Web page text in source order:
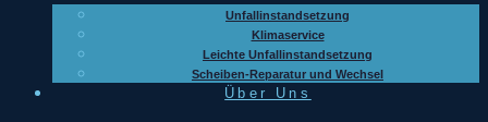
Unfallinstandsetzung
Klimaservice
Leichte Unfallinstandsetzung
Scheiben-Reparatur und Wechsel
Über Uns